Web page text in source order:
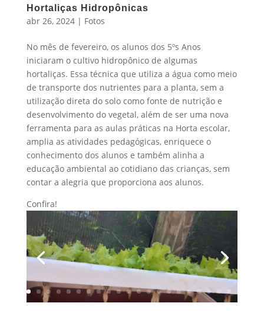
Hortaliças Hidropônicas
abr 26, 2024| Fotos
No mês de fevereiro, os alunos dos 5ºs Anos
iniciaram o cultivo hidropônico de algumas
hortaliças. Essa técnica que utiliza a água como meio
de transporte dos nutrientes para a planta, sem a
utilização direta do solo como fonte de nutrição e
desenvolvimento do vegetal, além de ser uma nova
ferramenta para as aulas práticas na Horta escolar,
amplia as atividades pedagógicas, enriquece o
conhecimento dos alunos e também alinha a
educação ambiental ao cotidiano das crianças, sem
contar a alegria que proporciona aos alunos.
Confira!